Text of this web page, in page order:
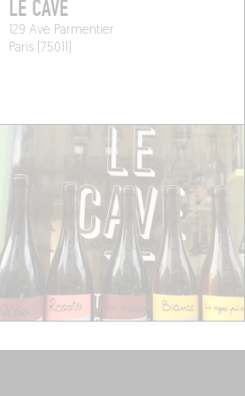
LE CAVE
129 Ave Parmentier
Paris (75011)